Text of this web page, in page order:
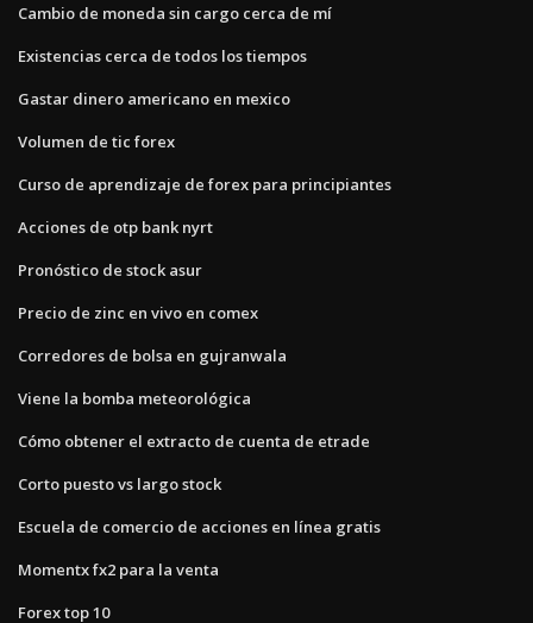
Cambio de moneda sin cargo cerca de mí
Existencias cerca de todos los tiempos
Gastar dinero americano en mexico
Volumen de tic forex
Curso de aprendizaje de forex para principiantes
Acciones de otp bank nyrt
Pronóstico de stock asur
Precio de zinc en vivo en comex
Corredores de bolsa en gujranwala
Viene la bomba meteorológica
Cómo obtener el extracto de cuenta de etrade
Corto puesto vs largo stock
Escuela de comercio de acciones en línea gratis
Momentx fx2 para la venta
Forex top 10